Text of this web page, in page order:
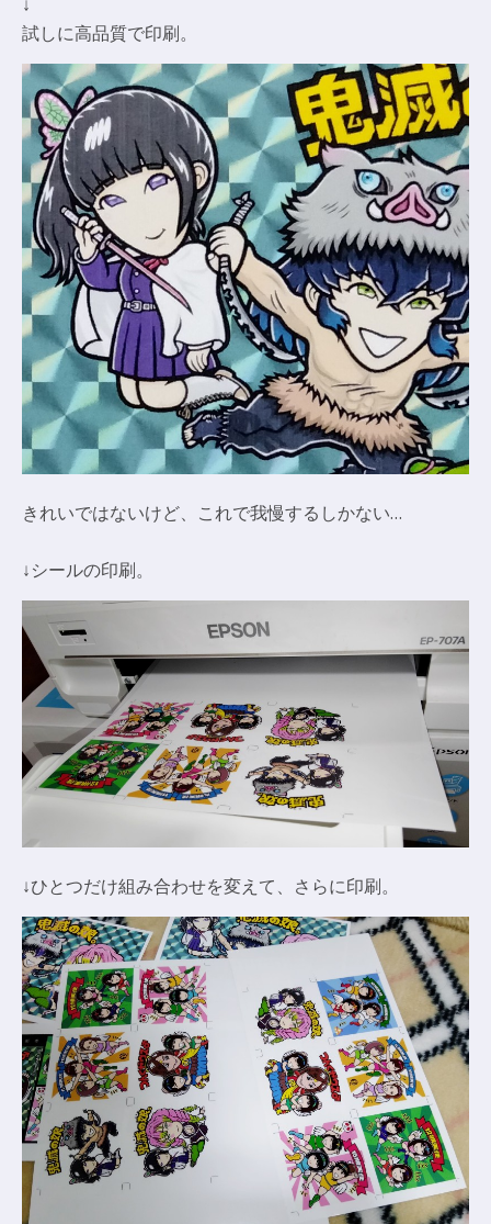
↓
試しに高品質で印刷。
きれいではないけど、これで我慢するしかない…
↓シールの印刷。
↓ひとつだけ組み合わせを変えて、さらに印刷。